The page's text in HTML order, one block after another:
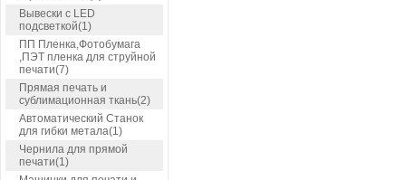
Вывески с LED
подсветкой(1)
ПП Пленка,Фотобумага
,ПЭТ пленка для струйной
печати(7)
Прямая печать и
сублимационная ткань(2)
Автоматический Станок
для гибки метала(1)
Чернила для прямой
печати(1)